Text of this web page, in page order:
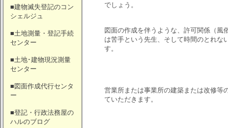
■建物滅失登記のコン
シェルジュ
■土地測量・登記手続
センター
■土地･建物現況測量
センター
■図面作成代行センタ
ー
■登記・行政法務屋の
ハルのブログ
でしょう。
図面の作成を伴うような、許可関係（風
は苦手という先生、そして時間のとれな
す。
営業所または事業所の建築または改修等
ていただきます。